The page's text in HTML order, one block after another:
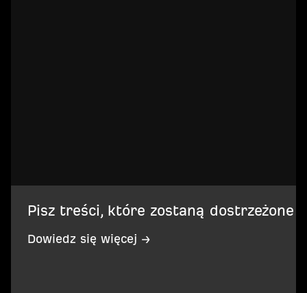
Pisz treści, które zostaną dostrzeżone
Dowiedz się więcej →